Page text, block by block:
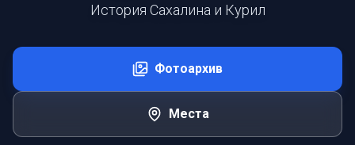
История Сахалина и Курил
Фотоархив
Места